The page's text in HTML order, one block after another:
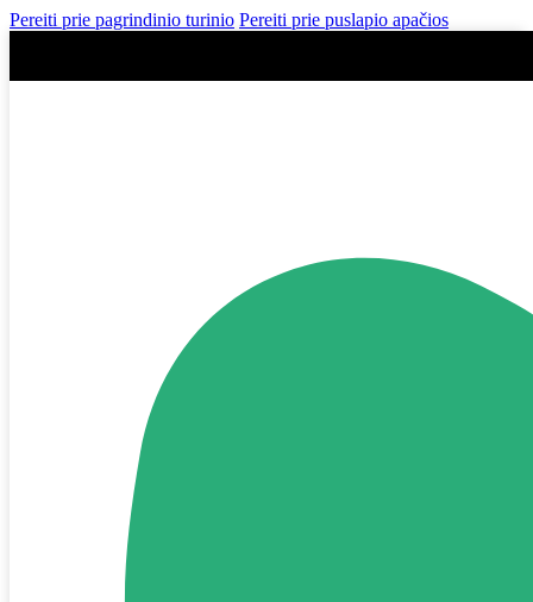
Pereiti prie pagrindinio turinio Pereiti prie puslapio apačios